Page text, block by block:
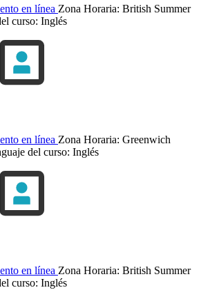
en línea Zona Horaria: British Summer
curso: Inglés
en línea Zona Horaria: Greenwich
del curso: Inglés
en línea Zona Horaria: British Summer
curso: Inglés